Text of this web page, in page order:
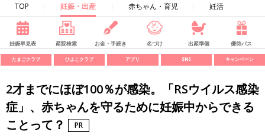
TOP 妊娠・出産 赤ちゃん・育児 妊活
妊娠早見表 産院検索 お金・手続き 名づけ 出産準備 優待パス
たまごクラブ ひよこクラブ アプリ SNS キャンペーン
2才までにほぼ100％が感染。「RSウイルス感染
症」、赤ちゃんを守るために妊娠中からできる
ことって？